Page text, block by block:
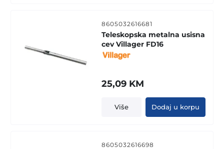
8605032616681
Teleskopska metalna usisna
cev Villager FD16
25,09 KM
Više Dodaj u korpu
8605032616698